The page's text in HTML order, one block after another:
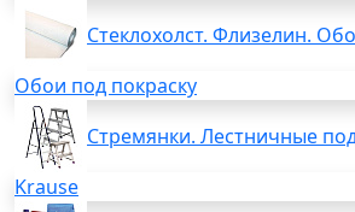
Стеклохолст. Флизелин.
Обои под покраску
Стремянки. Лестничные
Krause